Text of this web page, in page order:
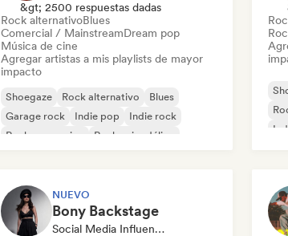
&gt; 2500 respuestas dadas
Rock alternativoBlues
Comercial / MainstreamDream pop
Música de cine
Agregar artistas a mis playlists de mayor
impacto
Shoegaze Rock alternativo
Blues
Garage rock
Indie pop
Indie rock
Rock progresivo
Rock psicodélico
NUEVO
Bony Backstage
Social Media Influencer